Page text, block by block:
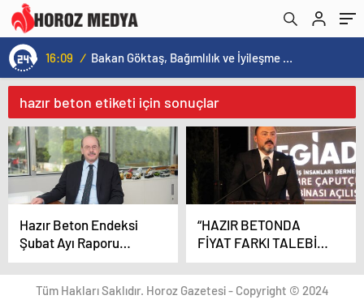
16:09 / Bakan Göktaş, Bağımlılık ve İyileşme Konulu Kadın Forumu’nda konuştu:
hazır beton etiketi için sonuçlar
Hazır Beton Endeksi
Şubat Ayı Raporu
Açıklandı!
“HAZIR BETONDA
FİYAT FARKI TALEBİ
ETİK DEĞİL”
Tüm Hakları Saklıdır. Horoz Gazetesi - Copyright © 2024